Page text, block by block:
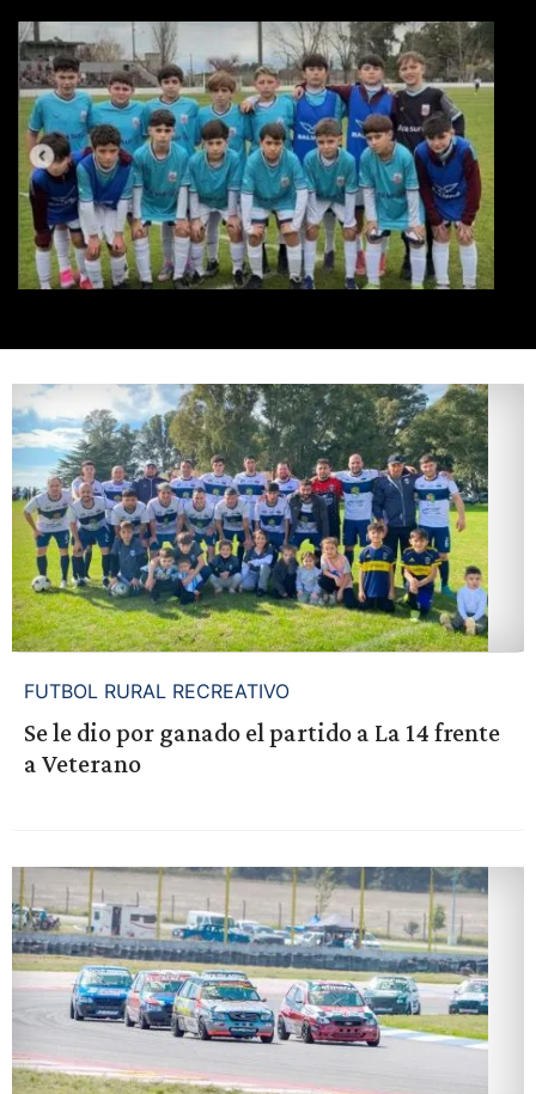
FUTBOL RURAL RECREATIVO
Se le dio por ganado el partido a La 14 frente
a Veterano